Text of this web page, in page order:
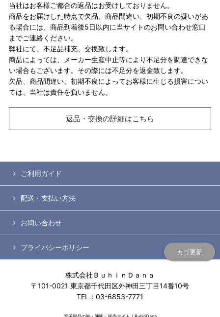
カゴ更新
当社はお客様ご都合の返品はお受けしておりません。
商品をお届けした時点で欠品、商品間違い、初期不良の疑いがあ
る場合には、商品到着後5日以内に当サイトのお問い合わせ窓口
までご連絡ください。
弊社にて、不足品補充、交換致します。
商品によっては、メーカー生産中止等により不足分を調達できな
い場合もございます。その際には不足分を返金致します。
欠品、商品間違い、初期不良によってお客様に生じる損害につい
ては、当社は責任を負いません。
返品・交換の詳細はこちら
ご利用ガイド
配送・支払い方法
お問い合わせ
プライバシーポリシー
株式会社ＢｕｈｉｎＤａｎａ
〒101-0021 東京都千代田区外神田三丁目14番10号
TEL：03-6853-7771